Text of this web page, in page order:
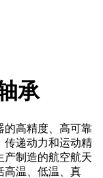
承
的高精度、高可靠
传递动力和运动精
产制造的航空航天
高温、低温、真